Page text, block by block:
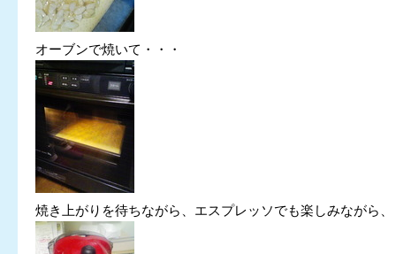
オーブンで焼いて・・・
焼き上がりを待ちながら、エスプレッソでも楽しみながら、